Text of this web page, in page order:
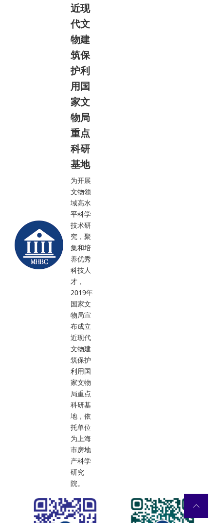
近现
代文
物建
筑保
护利
用国
家文
物局
重点
科研
基地
为开展
文物领
域高水
平科学
技术研
究，聚
集和培
养优秀
科技人
才，
2019年
国家文
物局宣
布成立
近现代
文物建
筑保护
利用国
家文物
局重点
科研基
地，依
托单位
为上海
市房地
产科学
研究
院。